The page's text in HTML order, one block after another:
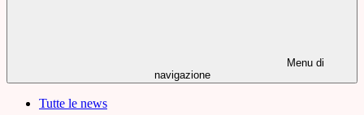
Menu di
navigazione
Tutte le news